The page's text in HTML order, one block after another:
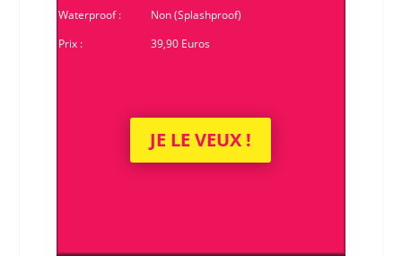
Waterproof :
Non (Splashproof)
Prix :
39,90 Euros
JE LE VEUX !